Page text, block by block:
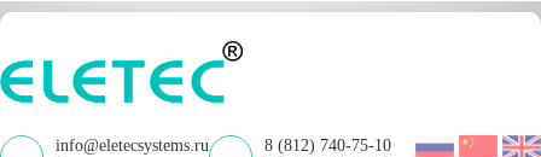
info@eletecsystems.ru
8 (812) 740-75-10